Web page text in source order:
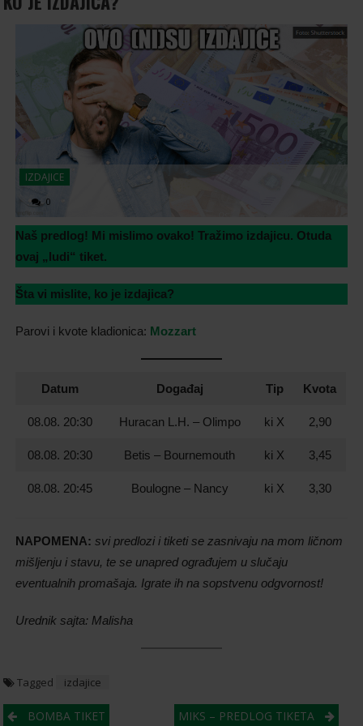
IZDAJICE
0
Naš predlog! Mi mislimo ovako! Tražimo izdajicu. Otuda
ovaj „ludi“ tiket.
Šta vi mislite, ko je izdajica?
Parovi i kvote kladionica: Mozzart
Datum Događaj Tip Kvota
08.08. 20:30 Huracan L.H. – Olimpo ki X 2,90
08.08. 20:30 Betis – Bournemouth ki X 3,45
08.08. 20:45 Boulogne – Nancy ki X 3,30
NAPOMENA: svi predlozi i tiketi se zasnivaju na mom ličnom
mišljenju i stavu, te se unapred ograđujem u slučaju
eventualnih promašaja. Igrate ih na sopstvenu odgvornost!
Urednik sajta: Malisha
Tagged izdajice
PostBOMBA TIKET MIKS – PREDLOG TIKETA